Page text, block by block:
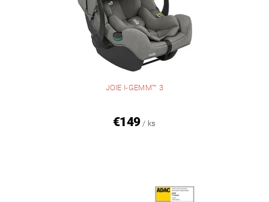
JOIE I-GEMM™ 3
€149 / ks